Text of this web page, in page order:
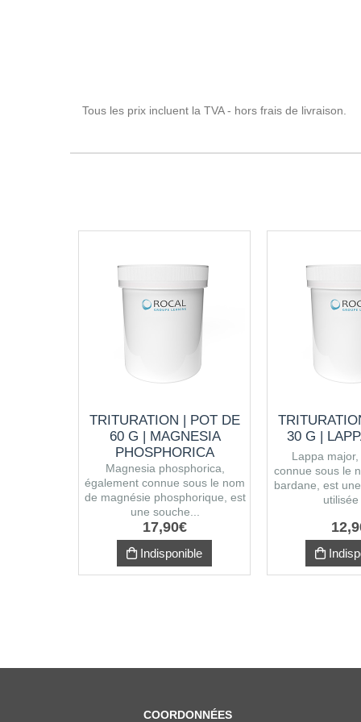
Tous les prix incluent la TVA - hors frais de livraison.
TRITURATION | POT DE
60 G | MAGNESIA
PHOSPHORICA
Magnesia phosphorica,
également connue sous le nom
de magnésie phosphorique, est
une souche...
17,90€
Indisponible
30 G |
Lappa
connue sous le
bardane, est
utilisée
12,
COORDONNÉES